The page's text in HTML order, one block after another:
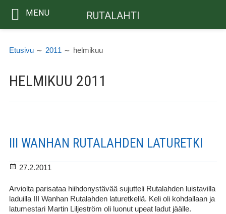
sisältöön
Etusivu 2011 helmikuu
HELMIKUU 2011
III WANHAN RUTALAHDEN LATURETKI
Julkaistu
27.2.2011
Arviolta parisataa hiihdonystävää sujutteli Rutalahden luistavilla
laduilla III Wanhan Rutalahden laturetkellä. Keli oli kohdallaan ja
latumestari Martin Liljeström oli luonut upeat ladut jäälle.
MENU RUTALAHTI